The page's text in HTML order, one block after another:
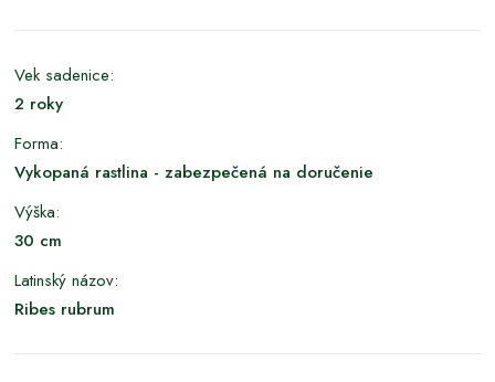
Vek sadenice:
2 roky
Forma:
Vykopaná rastlina - zabezpečená na doručenie
Výška:
30 cm
Latinský názov:
Ribes rubrum